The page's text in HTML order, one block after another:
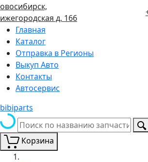
д. 166
Главная
Каталог
Отправка в Регионы
Выкуп Авто
Контакты
Автосервис
bibiparts
Корзина